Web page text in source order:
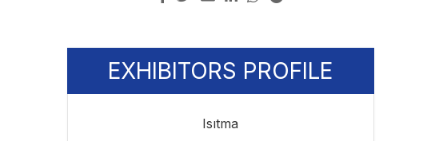
EXHIBITORS PROFILE
Isıtma